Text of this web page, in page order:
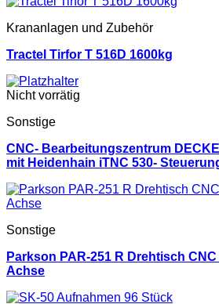
Krananlagen und Zubehör
Tractel Tirfor T 516D 1600kg
Nicht vorrätig
Sonstige
CNC- Bearbeitungszentrum
mit Heidenhain iTNC 530-
Sonstige
Parkson PAR-251 R Drehtisch
Achse